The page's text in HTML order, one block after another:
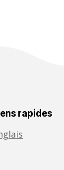
rapides